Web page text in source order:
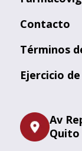
Contacto
Términos
Ejercicio
Av
Quito